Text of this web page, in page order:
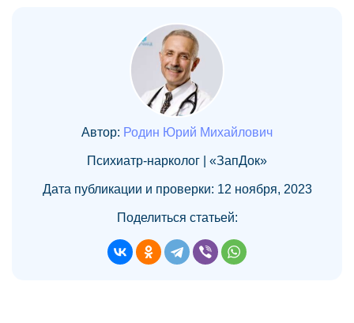
Автор: Родин Юрий Михайлович
Психиатр-нарколог | «ЗапДок»
Дата публикации и проверки: 12 ноября, 2023
Поделиться статьей: